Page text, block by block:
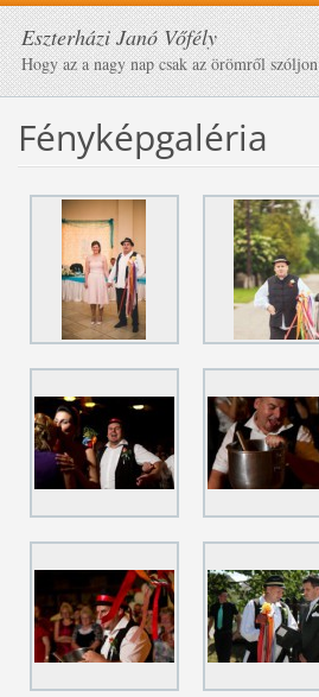
Eszterházi Janó Vőfély
Hogy az a nagy nap csak az örömről szóljon
Fényképgaléria